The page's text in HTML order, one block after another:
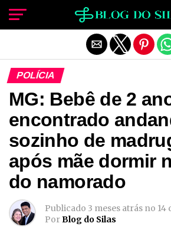
POLÍCIA
MG: Bebê de 2
encontrado
sozinho de
após mãe dormir
do namorado
Publicado 3 meses atrás no 14
PorBlog do Silas
Sair da versão